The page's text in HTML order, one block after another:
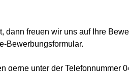
freuen wir uns auf Ihre
Bewerbungsformular.
gerne unter der Telefonnummer